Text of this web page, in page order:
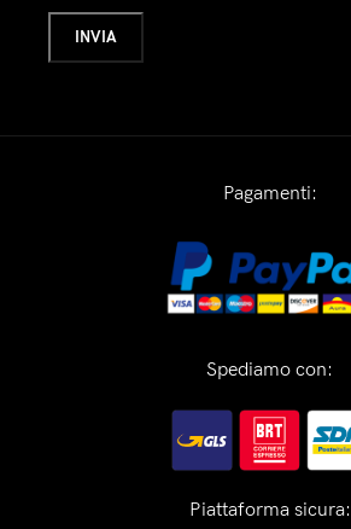
Pagamenti:
Spediamo con:
Piattaforma sicura: